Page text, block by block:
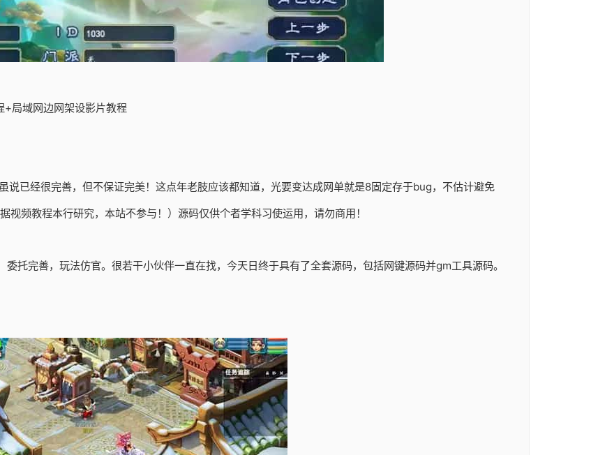
局域网边网架设影片教程
说已经很完善，但不保证完美！这点年老肢应该都知道，光要变达成网单就是8固定存于bug，不估计避免
频教程本行研究，本站不参与！）源码仅供个者学科习使运用，请勿商用！
托完善，玩法仿官。很若干小伙伴一直在找，今天日终于具有了全套源码，包括网键源码并gm工具源码。